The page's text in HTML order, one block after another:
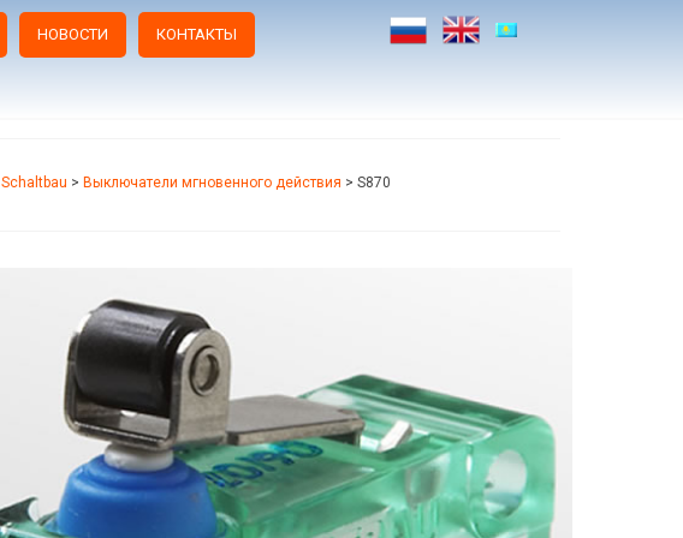
НОВОСТИ КОНТАКТЫ
Schaltbau > Выключатели мгновенного действия > S870